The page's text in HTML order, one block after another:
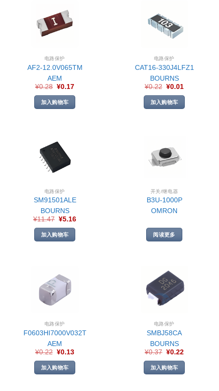
电路保护
AF2-12.0V065TM
AEM
¥0.28 ¥0.17
加入购物车
电路保护
CAT16-330J4LFZ1
BOURNS
¥0.22 ¥0.01
加入购物车
电路保护
SM91501ALE
BOURNS
¥11.47 ¥5.16
加入购物车
开关/继电器
B3U-1000P
OMRON
阅读更多
电路保护
F0603HI7000V032T
AEM
¥0.22 ¥0.13
加入购物车
电路保护
SMBJ58CA
BOURNS
¥0.37 ¥0.22
加入购物车